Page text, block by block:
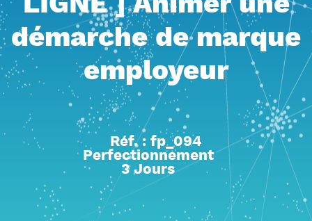
démarche de marque
employeur
Réf. : fp_094
Perfectionnement
3 Jours